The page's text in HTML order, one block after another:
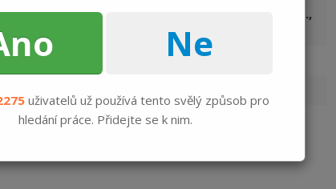
ID PMS Kutná Hora, zkrácený úvazek 135 Kč/hod.,
Ne
uživatelů už používá tento svělý způsob pro
hledání práce. Přidejte se k nim.